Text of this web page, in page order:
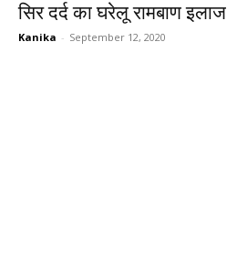
सिर दर्द का घरेलू रामबाण इलाज
Kanika - September 12, 2020